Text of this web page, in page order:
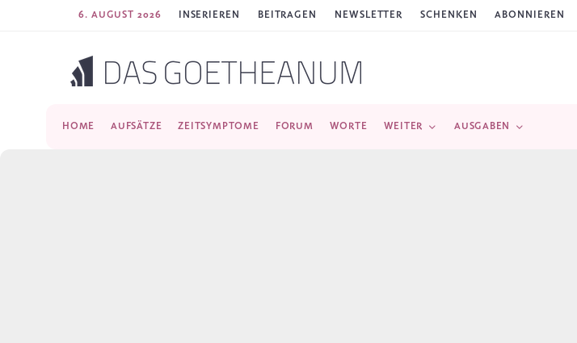
6. AUGUST 2026 INSERIEREN BEITRAGEN NEWSLETTER SCHENKEN ABONNIEREN
HOME AUFSÄTZE ZEITSYMPTOME FORUM WORTE WEITER AUSGABEN